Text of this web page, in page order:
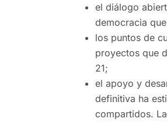
el diálogo
democracia
los puntos de
proyectos que
21;
el apoyo y
definitiva ha
compartidos.